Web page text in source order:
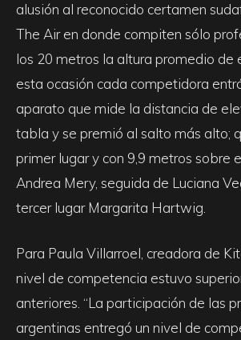
alusión al reconocido certamen
The Air en donde compiten sólo
los 20 metros la altura promedio de
esta ocasión cada competidora
aparato que mide la distancia de
tabla y se premió al salto más alto;
primer lugar y con 9,9 metros sobre
Andrea Mery, seguida de Luciana
tercer lugar Margarita Hartwig.
Para Paula Villarroel, creadora de
nivel de competencia estuvo
anteriores. “La participación de las
argentinas entregó un nivel de